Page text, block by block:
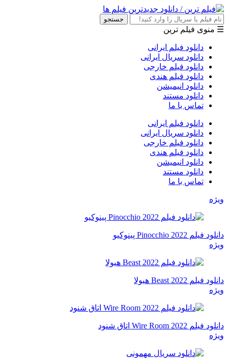
جستجو
☰ منوی فیلم ترین
دانلود فیلم ایرانی
دانلود سریال ایرانی
دانلود فیلم خارجی
دانلود فیلم هندی
دانلود انیمیشن
دانلود مستند
تماس با ما
دانلود فیلم ایرانی
دانلود سریال ایرانی
دانلود فیلم خارجی
دانلود فیلم هندی
دانلود انیمیشن
دانلود مستند
تماس با ما
ویژه
دانلود فیلم Pinocchio 2022 پینوکیو
ویژه
دانلود فیلم Beast 2022 هیولا
ویژه
دانلود فیلم Wire Room 2022 اتاق شنود
ویژه